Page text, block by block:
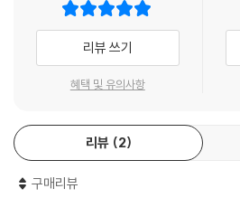
74 소리쟁이
75 쥐똥나무
STORY 04
77 옥잠화
78 애정목
79 말발도리
80 등심초
했지만, 소재의 종류가 생각했던 것보다 훨
서 소재일기의 글을 써주셨던 김알바님이 ‘
는 특별한 소재’, ‘누가 봐도 너무너무 예쁘
주셨고, 그 소재를 중심으로 촬영을 하여 이
지난 1년 동안 소재의 형태와 잘 어울려 예
찾아다니며 촬영을 했 고, 수많은 촬영 결과
찾고자 고민했으며, 책에 수록하기에는 적
들을 삭제하였습니다. 그렇게 책을 만들기
리뷰 쓰기
혜택 및 유의사항
리뷰 2
구매리뷰